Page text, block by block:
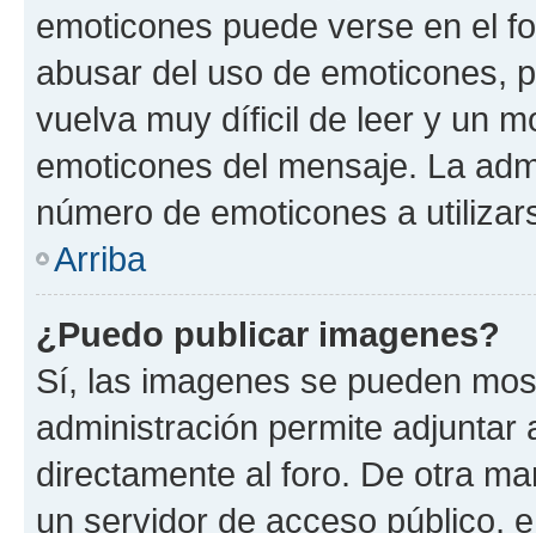
emoticones puede verse en el
abusar del uso de emoticones,
vuelva muy díficil de leer y un
emoticones del mensaje. La
número de emoticones a
Arriba
¿Puedo publicar imagenes?
Sí, las imagenes se pueden
administración permite
directamente al foro. De otra
un servidor de acceso público,